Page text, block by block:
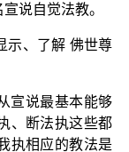
说自觉法教。
示、了解 佛世尊
宣说最基本能够
、断法执这些都
执相应的教法是